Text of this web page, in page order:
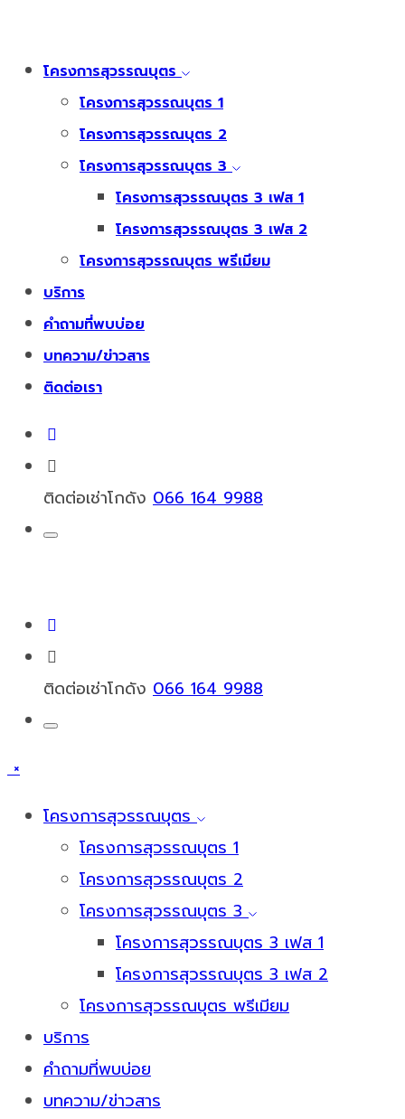
โครงการสุวรรณบุตร
โครงการสุวรรณบุตร 1
โครงการสุวรรณบุตร 2
โครงการสุวรรณบุตร 3
โครงการสุวรรณบุตร 3 เฟส 1
โครงการสุวรรณบุตร 3 เฟส 2
โครงการสุวรรณบุตร พรีเมียม
บริการ
คำถามที่พบบ่อย
บทความ/ข่าวสาร
ติดต่อเรา
ติดต่อเช่าโกดัง 066 164 9988
ติดต่อเช่าโกดัง 066 164 9988
×
โครงการสุวรรณบุตร
โครงการสุวรรณบุตร 1
โครงการสุวรรณบุตร 2
โครงการสุวรรณบุตร 3
โครงการสุวรรณบุตร 3 เฟส 1
โครงการสุวรรณบุตร 3 เฟส 2
โครงการสุวรรณบุตร พรีเมียม
บริการ
คำถามที่พบบ่อย
บทความ/ข่าวสาร